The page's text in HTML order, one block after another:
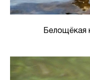
Белощёкая